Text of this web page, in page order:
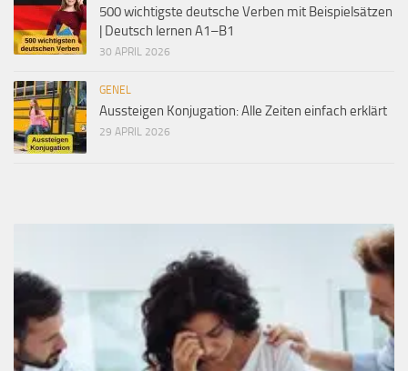
500 wichtigste deutsche Verben mit Beispielsätzen
| Deutsch lernen A1–B1
30 APRIL 2026
GENEL
Aussteigen Konjugation: Alle Zeiten einfach erklärt
29 APRIL 2026